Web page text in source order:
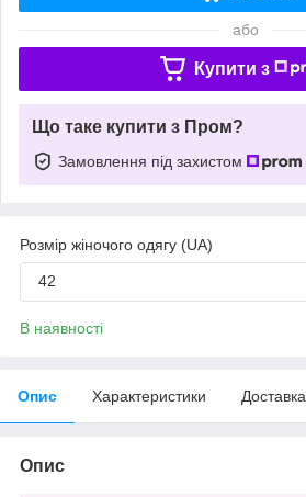
або
Купити з
Що таке купити з Пром?
Замовлення під захистом
Розмір жіночого одягу (UA)
42
В наявності
Опис Характеристики Доставка
Опис